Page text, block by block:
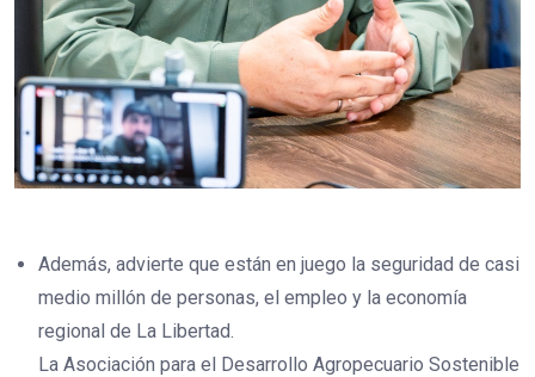
Además, advierte que están en juego la seguridad de casi
medio millón de personas, el empleo y la economía
regional de La Libertad.
La Asociación para el Desarrollo Agropecuario Sostenible